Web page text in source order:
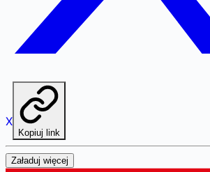
X
Kopiuj link
Załaduj więcej